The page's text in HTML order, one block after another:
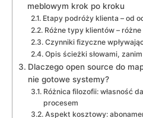
meblowym krok po kroku
Etapy podróży klienta – od
Różne typy klientów –
Czynniki fizyczne
Opis ścieżki słowami,
Dlaczego open source do
nie gotowe systemy?
Różnica filozofii: własność
procesem
Aspekt kosztowy: